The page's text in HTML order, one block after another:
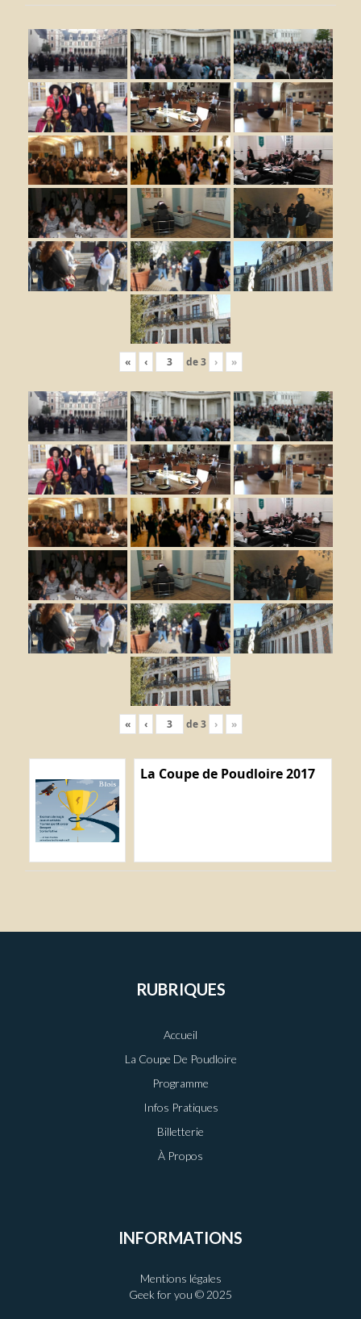
« ‹ de3 › »
« ‹ de3 › »
La Coupe de Poudloire 2017
RUBRIQUES
Accueil
La Coupe De Poudloire
Programme
Infos Pratiques
Billetterie
À Propos
INFORMATIONS
Mentions légales
Geek for you © 2025